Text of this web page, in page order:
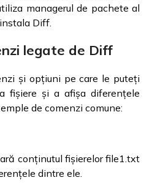
managerul de pachete al
Diff.
legate de Diff
și opțiuni pe care le puteți
fișiere și a afișa diferențele
de comenzi comune:
conținutul fișierelor file1.txt
dintre ele.